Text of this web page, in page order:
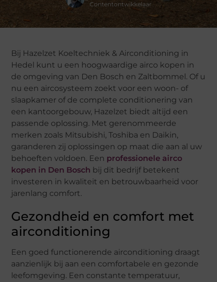
Contentontwikkelaar
Bij Hazelzet Koeltechniek & Airconditioning in
Hedel kunt u een hoogwaardige airco kopen in
de omgeving van Den Bosch en Zaltbommel. Of u
nu een aircosysteem zoekt voor een woon- of
slaapkamer of de complete conditionering van
een kantoorgebouw, Hazelzet biedt altijd een
passende oplossing. Met gerenommeerde
merken zoals Mitsubishi, Toshiba en Daikin,
garanderen zij oplossingen op maat die aan al uw
behoeften voldoen. Een professionele airco
kopen in Den Bosch bij dit bedrijf betekent
investeren in kwaliteit en betrouwbaarheid voor
jarenlang comfort.
Gezondheid en comfort met
airconditioning
Een goed functionerende airconditioning draagt
aanzienlijk bij aan een comfortabele en gezonde
leefomgeving. Een constante temperatuur,